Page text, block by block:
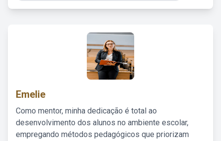
Emelie
Como mentor, minha dedicação é total ao
desenvolvimento dos alunos no ambiente escolar,
empregando métodos pedagógicos que priorizam